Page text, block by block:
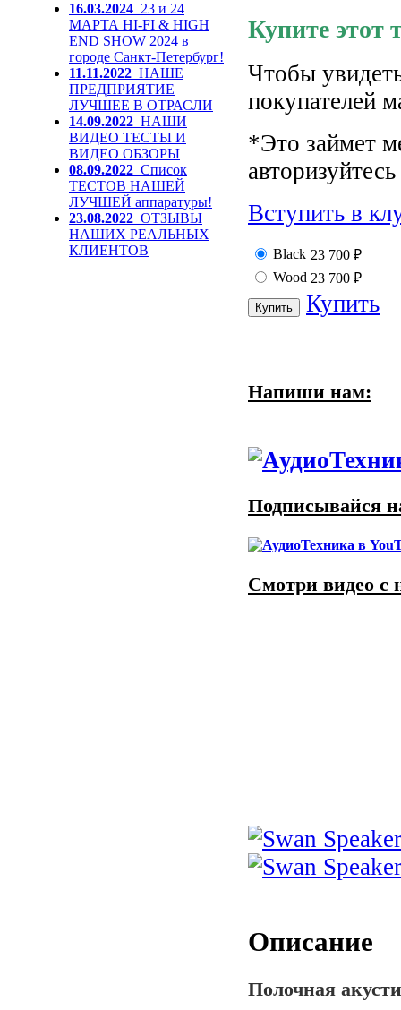
16.03.2024 23 и 24
МАРТА HI-FI & HIGH
END SHOW 2024 в
городе Санкт-Петербург!
11.11.2022 НАШЕ
ПРЕДПРИЯТИЕ
ЛУЧШЕЕ В ОТРАСЛИ
14.09.2022 НАШИ
ВИДЕО ТЕСТЫ И
ВИДЕО ОБЗОРЫ
08.09.2022 Список
ТЕСТОВ НАШЕЙ
ЛУЧШЕЙ аппаратуры!
23.08.2022 ОТЗЫВЫ
НАШИХ РЕАЛЬНЫХ
КЛИЕНТОВ
Купите этот
Чтобы
покупателей
*Это займет
Вступить в
Black 23 700 ₽
Wood 23 700 ₽
Купить
Напиши нам:
Подписывайся
Смотри видео с
Описание
Полочная